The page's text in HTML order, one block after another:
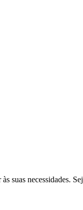
suas necessidades.